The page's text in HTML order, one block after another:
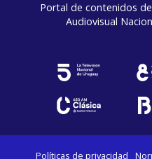
Portal de contenidos
Audiovisual
Políticas de privacidad